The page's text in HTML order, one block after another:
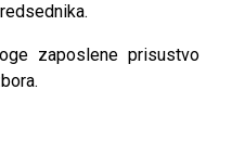
zaposlene prisustvo